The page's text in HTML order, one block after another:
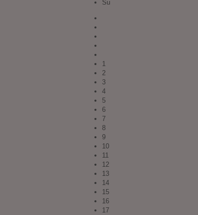
Su
1
2
3
4
5
6
7
8
9
10
11
12
13
14
15
16
17